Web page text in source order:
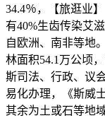
34.4％，【旅逛业
有40%生齿传染艾
自欧洲、南非等地
林面积54.1万公顷
斯司法、行政、议
易化办理，《斯威
其余为土或石等地